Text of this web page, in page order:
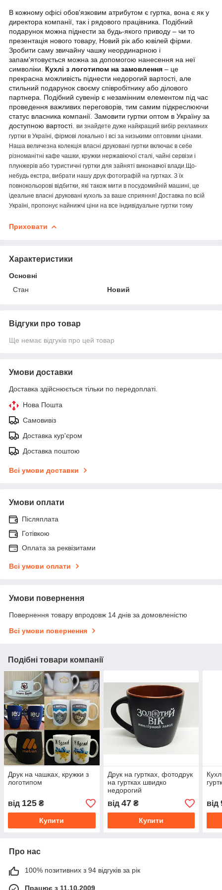
В кожному офісі обов'язковим атрибутом є гуртка, вона є як у
директора компанії, так і рядового працівника. Подібний
подарунок можна піднести за будь-якого приводу – чи то
презентація нового товару, Новий рік або ювілей фірми.
Зробити саму звичайну чашку неординарною і
запам'ятовується можна за допомогою нанесення на неї
символіки. Кухлі з логотипом на замовлення – це
прекрасна можливість піднести недорогий вартості, але
стильний подарунок своєму співробітнику або ділового
партнера. Подібний сувенір є незамінним елементом під час
проведення важливих переговорів, тим самим підкреслюючи
статус власника компанії. Замовити гуртки оптом в Україну за
доступною вартості. ви знайдете дуже найкращий вибір рекламних
гуртки в Україні, фірмові локально і всі за низькими оптовими цінами.
Наша величезна колекція власні друковані гуртки включає в себе
різноманітні кафе чашки, кружки нержавіючої сталі, чайні сервізи і
плунжерів або туристичні гуртки для зайняті виконавчої влади.Що-
небудь екстра, вибрати нашу друк фотографій на гуртках. З їх
повнокольорові відбитки, які також мити в посудомийній машині, це
ідеальне власні друковані кухоль за ваше сприяння! Доставка по всій
Україні, пропонує найнижчі ціни на все індивідуальне гуртки тому
Приховати
Характеристики
Основні
Стан
Новий
Відгуки про товар
Ще немає відгуків про цей товар
Умови доставки
Доставка здійснюється тільки по передоплаті.
Нова Пошта
Самовивіз
Доставка кур'єром
Доставка поштою
Всі умови доставки
Умови оплати
Післяплата
Готівкою
Оплата за реквізитами
Всі умови оплати
Умови повернення
Повернення товару впродовж 14 днів за домовленістю
Всі умови повернення
Подібні товари компанії
Друк на чашках, кружки з
логотипом
від 125 ₴
Купити
Друк на гуртках, фотодрук
на гуртках швидко
недорогий
від 47₴
Купити
від
Про нас
100% позитивних з 94 відгуків за рік
Працює з 11.10.2009